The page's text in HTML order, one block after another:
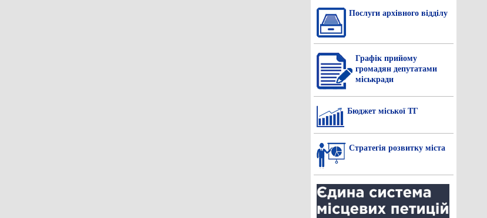
Послуги архівного відділу
Графік прийому
громадян депутатами
міськради
Бюджет міської ТГ
Стратегія розвитку міста